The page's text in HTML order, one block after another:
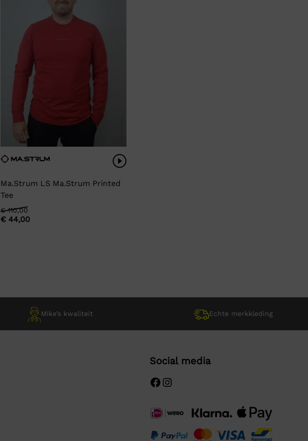
Ma.Strum LS Ma.Strum Printed
Tee
€110,00
Oorspronkelijke
prijs
€44,00
Huidige
prijs
Mike’s kwaliteit Echte merkkleding
Social media
Facebook